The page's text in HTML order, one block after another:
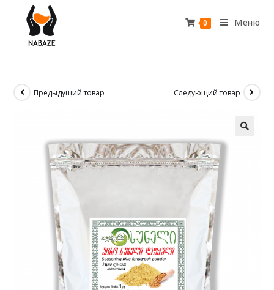
0 Меню
Предыдущий товар Следующий товар